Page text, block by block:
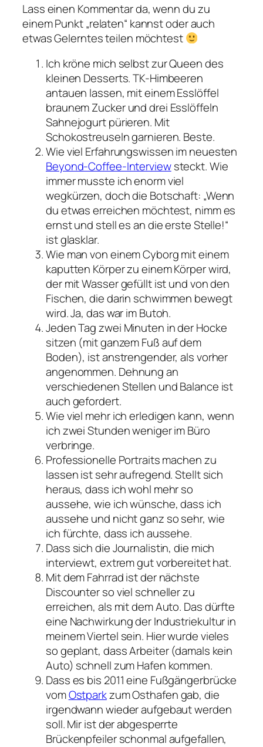
Lass einen Kommentar da, wenn du zu
einem Punkt „relaten“ kannst oder auch
etwas Gelerntes teilen möchtest
Ich kröne mich selbst zur Queen des
kleinen Desserts. TK-Himbeeren
antauen lassen, mit einem Esslöffel
braunem Zucker und drei Esslöffeln
Sahnejogurt pürieren. Mit
Schokostreuseln garnieren. Beste.
Wie viel Erfahrungswissen im neuesten
Beyond-Coffee-Interviewsteckt. Wie
immer musste ich enorm viel
wegkürzen, doch die Botschaft: „Wenn
du etwas erreichen möchtest, nimm es
ernst und stell es an die erste Stelle!“
ist glasklar.
Wie man von einem Cyborg mit einem
kaputten Körper zu einem Körper wird,
der mit Wasser gefüllt ist und von den
Fischen, die darin schwimmen bewegt
wird. Ja, das war im Butoh.
Jeden Tag zwei Minuten in der Hocke
sitzen (mit ganzem Fuß auf dem
Boden), ist anstrengender, als vorher
angenommen. Dehnung an
verschiedenen Stellen und Balance ist
auch gefordert.
Wie viel mehr ich erledigen kann, wenn
ich zwei Stunden weniger im Büro
verbringe.
Professionelle Portraits machen zu
lassen ist sehr aufregend. Stellt sich
heraus, dass ich wohl mehr so
aussehe, wie ich wünsche, dass ich
aussehe und nicht ganz so sehr, wie
ich fürchte, dass ich aussehe.
Dass sich die Journalistin, die mich
interviewt, extrem gut vorbereitet hat.
Mit dem Fahrrad ist der nächste
Discounter so viel schneller zu
erreichen, als mit dem Auto. Das dürfte
eine Nachwirkung der Industriekultur in
meinem Viertel sein. Hier wurde vieles
so geplant, dass Arbeiter (damals kein
Auto) schnell zum Hafen kommen.
Dass es bis 2011 eine Fußgängerbrücke
vomOstparkzum Osthafen gab, die
irgendwann wieder aufgebaut werden
soll. Mir ist der abgesperrte
Brückenpfeiler schonmal aufgefallen,